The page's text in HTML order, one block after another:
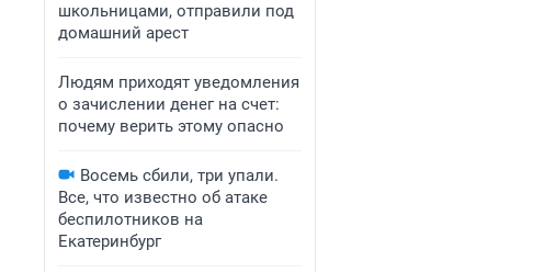
школьницами, отправили под
домашний арест
Людям приходят уведомления
о зачислении денег на счет:
почему верить этому опасно
Восемь сбили, три упали.
Все, что известно об атаке
беспилотников на
Екатеринбург